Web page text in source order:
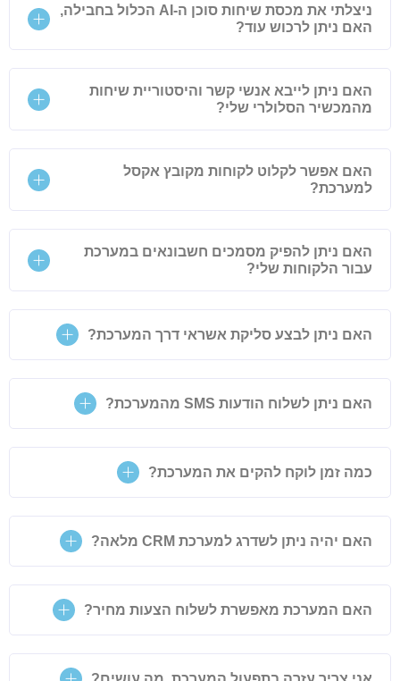
ניצלתי את מכסת שיחות סוכן ה-AI הכלול בחבילה,
האם ניתן לרכוש עוד?
האם ניתן לייבא אנשי קשר והיסטוריית שיחות
מהמכשיר הסלולרי שלי?
האם אפשר לקלוט לקוחות מקובץ אקסל
למערכת?
האם ניתן להפיק מסמכים חשבונאים במערכת
עבור הלקוחות שלי?
האם ניתן לבצע סליקת אשראי דרך המערכת?
האם ניתן לשלוח הודעות SMS מהמערכת?
כמה זמן לוקח להקים את המערכת?
האם יהיה ניתן לשדרג למערכת CRM מלאה?
האם המערכת מאפשרת לשלוח הצעות מחיר?